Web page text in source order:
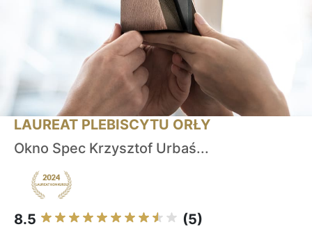
LAUREAT PLEBISCYTU ORŁY
Okno Spec Krzysztof Urbaś...
8.5 (5)